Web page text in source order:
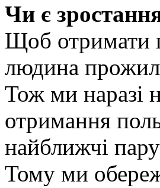
Чи є
Щоб отримати
людина
Тож ми наразі
отримання
найближчі
Тому ми